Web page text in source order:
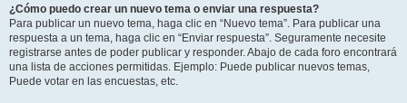
¿Cómo puedo crear un nuevo tema o enviar una respuesta?
Para publicar un nuevo tema, haga clic en “Nuevo tema”. Para publicar una
respuesta a un tema, haga clic en “Enviar respuesta”. Seguramente necesite
registrarse antes de poder publicar y responder. Abajo de cada foro encontrará
una lista de acciones permitidas. Ejemplo: Puede publicar nuevos temas,
Puede votar en las encuestas, etc.